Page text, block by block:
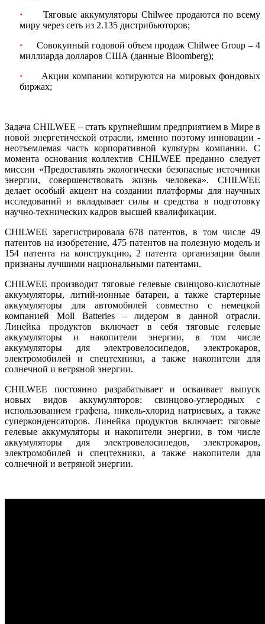
·
Тяговые аккумуляторы Chilwee продаются по всему
миру через сеть из 2.135 дистрибьюторов;
·
Совокупный годовой объем продаж Chilwee Group – 4
миллиарда долларов США (данные Bloomberg);
·
Акции компании котируются на мировых фондовых
биржах;
Задача CHILWEE – стать крупнейшим предприятием в Мире в
новой энергетической отрасли, именно поэтому инновации -
неотъемлемая часть корпоративной культуры компании. С
момента основания коллектив CHILWEE преданно следует
миссии «Предоставлять экологически безопасные источники
энергии, совершенствовать жизнь человека». CHILWEE
делает особый акцент на создании платформы для научных
исследований и вкладывает силы и средства в подготовку
научно-технических кадров высшей квалификации.
CHILWEE зарегистрировала 678 патентов, в том числе 49
патентов на изобретение, 475 патентов на полезную модель и
154 патента на конструкцию, 2 патента организации были
признаны лучшими национальными патентами.
CHILWEE производит тяговые гелевые свинцово-кислотные
аккумуляторы, литий-ионные батареи, а также стартерные
аккумуляторы для автомобилей совместно с немецкой
компанией Moll Batteries – лидером в данной отрасли.
Линейка продуктов включает в себя тяговые гелевые
аккумуляторы и накопители энергии, в том числе
аккумуляторы для электровелосипедов, электрокаров,
электромобилей и спецтехники, а также накопители для
солнечной и ветряной энергии.
CHILWEE постоянно разрабатывает и осваивает выпуск
новых видов аккумуляторов: свинцово-углеродных с
использованием графена, никель-хлорид натриевых, а также
суперконденсаторов. Линейка продуктов включает: тяговые
гелевые аккумуляторы и накопители энергии, в том числе
аккумуляторы для электровелосипедов, электрокаров,
электромобилей и спецтехники, а также накопители для
солнечной и ветряной энергии.